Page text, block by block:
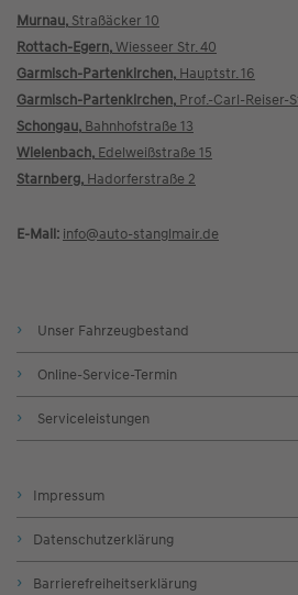
Murnau, Straßäcker 10
Rottach-Egern,Wiesseer Str. 40
Garmisch-Partenkirchen, Hauptstr. 16
Garmisch-Partenkirchen, Prof.-Carl-Reiser-
Schongau, Bahnhofstraße 13
Wielenbach, Edelweißstraße 15
Starnberg, Hadorferstraße 2
E-Mail: info@auto-stanglmair.de
Unser Fahrzeugbestand
Online-Service-Termin
Serviceleistungen
Impressum
Datenschutzerklärung
Barrierefreiheitserklärung